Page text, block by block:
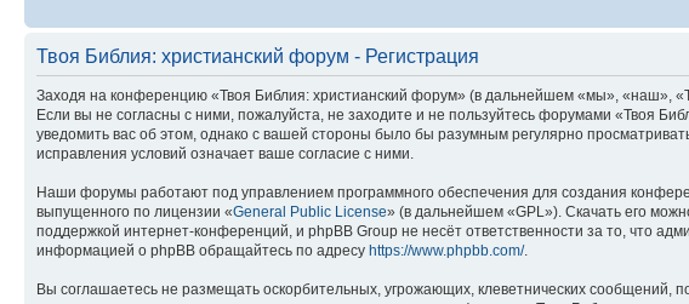
Твоя Библия: христианский форум - Регистрация
Заходя на конференцию «Твоя Библия: христианский форум» (в дальнейшем «мы», «наш»,
Если вы не согласны с ними, пожалуйста, не заходите и не пользуйтесь форумами «Твоя
уведомить вас об этом, однако с вашей стороны было бы разумным регулярно
исправления условий означает ваше согласие с ними.
Наши форумы работают под управлением программного обеспечения для создания
выпущенного по лицензии «General Public License» (в дальнейшем «GPL»). Скачать его
поддержкой интернет-конференций, и phpBB Group не несёт ответственности за то, что
информацией о phpBB обращайтесь по адресу https://www.phpbb.com/.
Вы соглашаетесь не размещать оскорбительных, угрожающих, клеветнических